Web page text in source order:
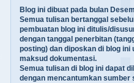
Blog ini dibuat pada bulan
Semua tulisan bertanggal
pembuatan blog ini ditulis/
dengan tanggal penerbitan
posting) dan diposkan di blog ini
maksud dokumentasi.
Semua tulisan di blog ini dapat
dengan mencantumkan sumber